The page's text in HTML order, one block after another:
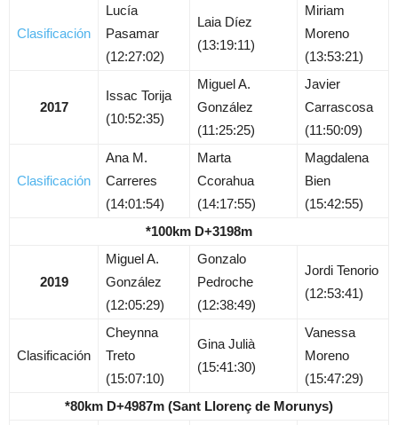
Clasificación
Lucía
Pasamar
(12:27:02)
Laia Díez
(13:19:11)
Miriam
Moreno
(13:53:21)
2017
Issac Torija
(10:52:35)
Miguel A.
González
(11:25:25)
Javier
Carrascosa
(11:50:09)
Clasificación
Ana M.
Carreres
(14:01:54)
Marta
Ccorahua
(14:17:55)
Magdalena
Bien
(15:42:55)
*100km D+3198m
2019
Miguel A.
González
(12:05:29)
Gonzalo
Pedroche
(12:38:49)
Jordi Tenorio
(12:53:41)
Clasificación
Cheynna
Treto
(15:07:10)
Gina Julià
(15:41:30)
Vanessa
Moreno
(15:47:29)
*80km D+4987m (Sant Llorenç de Morunys)